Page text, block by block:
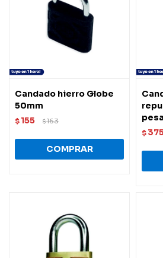
Candado hierro Globe
50mm
$ 155 $163
$